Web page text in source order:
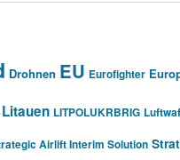
Drohnen EU Eurofighter
Litauen LITPOLUKRBRIG
Airlift Interim Solution